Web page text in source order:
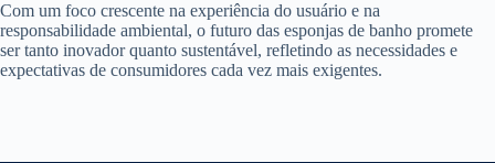
Com um foco crescente na experiência do usuário e na
responsabilidade ambiental, o futuro das esponjas de banho promete
ser tanto inovador quanto sustentável, refletindo as necessidades e
expectativas de consumidores cada vez mais exigentes.